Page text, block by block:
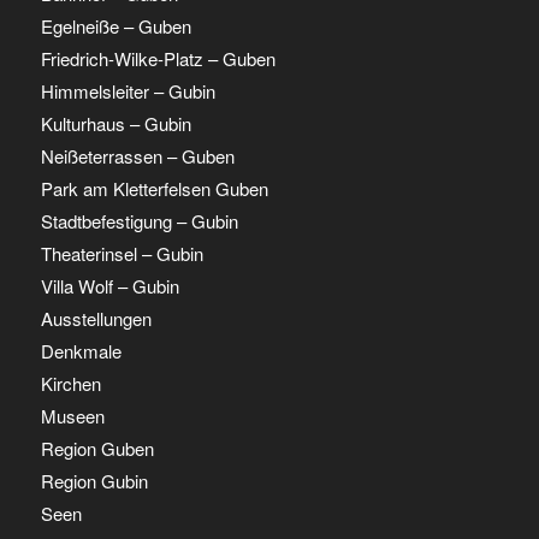
Egelneiße – Guben
Friedrich-Wilke-Platz – Guben
Himmelsleiter – Gubin
Kulturhaus – Gubin
Neißeterrassen – Guben
Park am Kletterfelsen Guben
Stadtbefestigung – Gubin
Theaterinsel – Gubin
Villa Wolf – Gubin
Ausstellungen
Denkmale
Kirchen
Museen
Region Guben
Region Gubin
Seen